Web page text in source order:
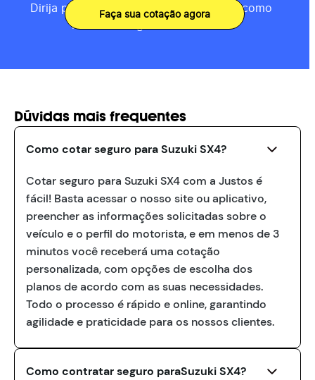
Dirija por 80km, receba sua pontuação como
motorista e ganhe descontos.
Faça sua cotação agora
Dúvidas mais frequentes
Como cotar seguro para Suzuki SX4?
Cotar seguro para Suzuki SX4 com a Justos é
fácil! Basta acessar o nosso site ou aplicativo,
preencher as informações solicitadas sobre o
veículo e o perfil do motorista, e em menos de 3
minutos você receberá uma cotação
personalizada, com opções de escolha dos
planos de acordo com as suas necessidades.
Todo o processo é rápido e online, garantindo
agilidade e praticidade para os nossos clientes.
Como contratar seguro paraSuzuki SX4?